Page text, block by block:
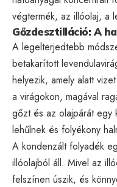
végtermék, az illóolaj, a
Gőzdesztilláció: A
A legelterjedtebb
betakarított
helyezik, amely alatt
a virágokon, magával
gőzt és az olajpárát egy
lehűlnek és folyékony
A kondenzált folyadék
illóolajból áll. Mivel az
felszínen úszik, és